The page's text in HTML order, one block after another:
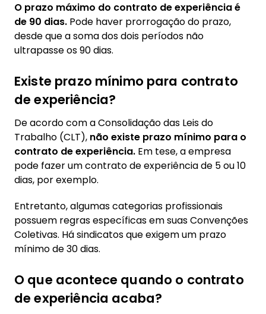
O prazo máximo do contrato de experiência é
de 90 dias. Pode haver prorrogação do prazo,
desde que a soma dos dois períodos não
ultrapasse os 90 dias.
Existe prazo mínimo para contrato
de experiência?
De acordo com a Consolidação das Leis do
Trabalho (CLT), não existe prazo mínimo para o
contrato de experiência. Em tese, a empresa
pode fazer um contrato de experiência de 5 ou 10
dias, por exemplo.
Entretanto, algumas categorias profissionais
possuem regras específicas em suas Convenções
Coletivas. Há sindicatos que exigem um prazo
mínimo de 30 dias.
O que acontece quando o contrato
de experiência acaba?